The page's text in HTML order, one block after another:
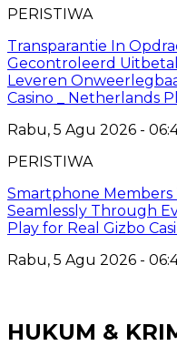
PERISTIWA
Transparantie In
Gecontroleerd
Leveren
Casino _ Netherlands
Rabu, 5 Agu 2026 -
PERISTIWA
Smartphone Members
Seamlessly Through
Play for Real Gizbo
Rabu, 5 Agu 2026 -
HUKUM &